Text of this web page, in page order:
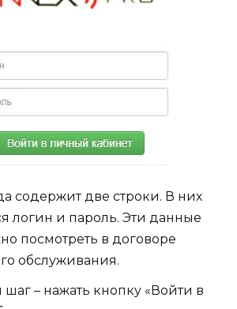
содержит две строки. В них
логин и пароль. Эти данные
посмотреть в договоре
обслуживания.
– нажать кнопку «Войти в